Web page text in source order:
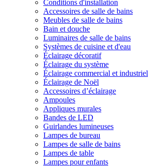
Conditions d'installation
Accessoires de salle de bains
Meubles de salle de bains
Bain et douche
Luminaires de salle de bains
Systèmes de cuisine et d'eau
Éclairage décoratif
Éclairage du système
Éclairage commercial et industriel
Éclairage de Noël
Accessoires d’éclairage
Ampoules
Appliques murales
Bandes de LED
Guirlandes lumineuses
Lampes de bureau
Lampes de salle de bains
Lampes de table
Lampes pour enfants